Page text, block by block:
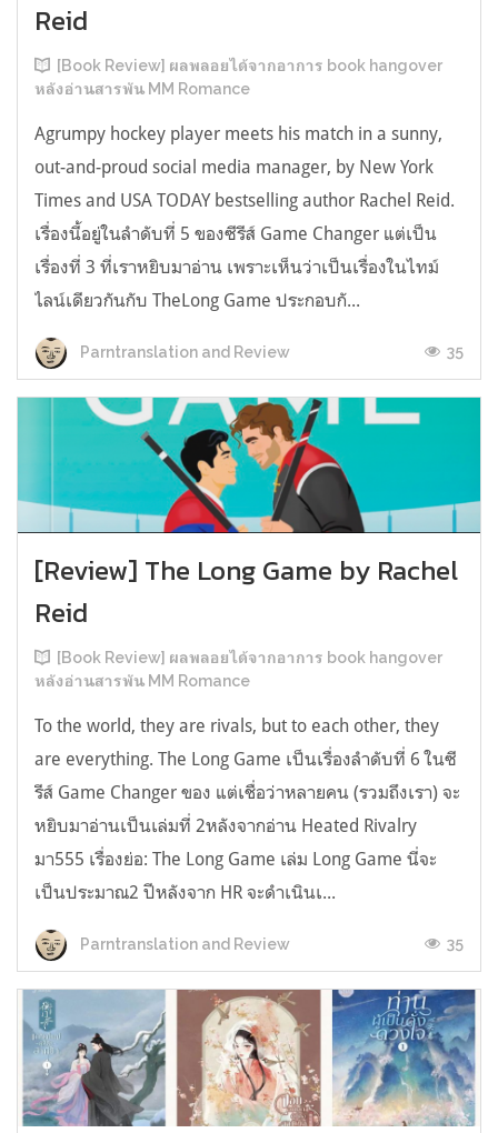
Reid
[Book Review] ผลพลอยได้จากอาการ book hangover
หลังอ่านสารพัน MM Romance
Agrumpy hockey player meets his match in a sunny,
out-and-proud social media manager, by New York
Times and USA TODAY bestselling author Rachel Reid.
เรื่องนี้อยู่ในลำดับที่ 5 ของซีรีส์ Game Changer แต่เป็น
เรื่องที่ 3 ที่เราหยิบมาอ่าน เพราะเห็นว่าเป็นเรื่องในไทม์
ไลน์เดียวกันกับ TheLong Game ประกอบกั...
Parntranslation and Review 35
[Review] The Long Game by Rachel
Reid
[Book Review] ผลพลอยได้จากอาการ book hangover
หลังอ่านสารพัน MM Romance
To the world, they are rivals, but to each other, they
are everything. The Long Game เป็นเรื่องลำดับที่ 6 ในซี
รีส์ Game Changer ของ แต่เชื่อว่าหลายคน (รวมถึงเรา) จะ
หยิบมาอ่านเป็นเล่มที่ 2หลังจากอ่าน Heated Rivalry
มา555 เรื่องย่อ: The Long Game เล่ม Long Game นี่จะ
เป็นประมาณ2 ปีหลังจาก HR จะดำเนินเ...
Parntranslation and Review 35